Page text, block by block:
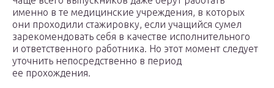
именно в те медицинские учреждения, в которых
они проходили стажировку, если учащийся сумел
зарекомендовать себя в качестве исполнительного
и ответственного работника. Но этот момент следует
уточнить непосредственно в период
ее прохождения.